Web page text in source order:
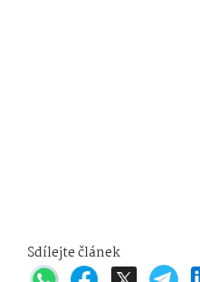
Sdílejte článek